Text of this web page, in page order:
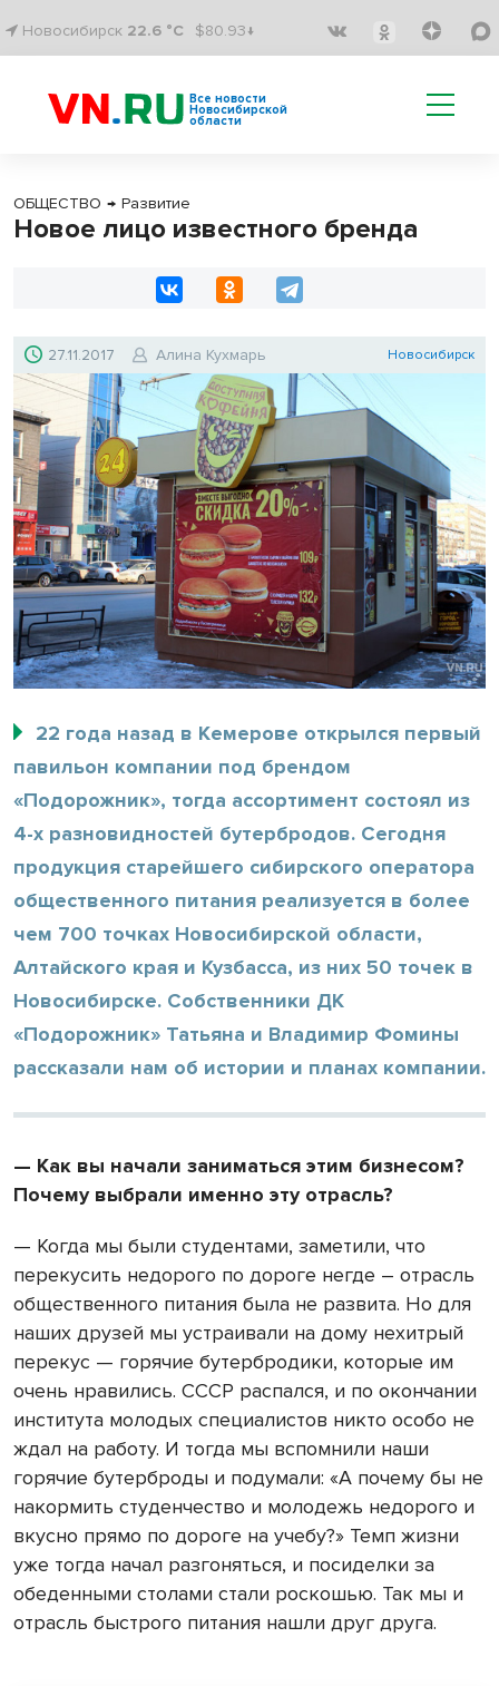
Новосибирск 22.6 °C $80.93↓
Все новости
Новосибирской
области
ОБЩЕСТВО → Развитие
Новое лицо известного бренда
27.11.2017 Алина Кухмарь Новосибирск
22 года назад в Кемерове открылся первый
павильон компании под брендом
«Подорожник», тогда ассортимент состоял из
4-х разновидностей бутербродов. Сегодня
продукция старейшего сибирского оператора
общественного питания реализуется в более
чем 700 точках Новосибирской области,
Алтайского края и Кузбасса, из них 50 точек в
Новосибирске. Собственники ДК
«Подорожник» Татьяна и Владимир Фомины
рассказали нам об истории и планах компании.
— Как вы начали заниматься этим бизнесом?
Почему выбрали именно эту отрасль?
— Когда мы были студентами, заметили, что
перекусить недорого по дороге негде – отрасль
общественного питания была не развита. Но для
наших друзей мы устраивали на дому нехитрый
перекус — горячие бутербродики, которые им
очень нравились. СССР распался, и по окончании
института молодых специалистов никто особо не
ждал на работу. И тогда мы вспомнили наши
горячие бутерброды и подумали: «А почему бы не
накормить студенчество и молодежь недорого и
вкусно прямо по дороге на учебу?» Темп жизни
уже тогда начал разгоняться, и посиделки за
обеденными столами стали роскошью. Так мы и
отрасль быстрого питания нашли друг друга.